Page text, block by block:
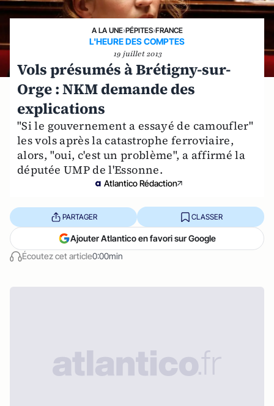
A LA UNE›PÉPITES›FRANCE
L'HEURE DES COMPTES
19 juillet 2013
Vols présumés à Brétigny-sur-
Orge : NKM demande des
explications
"Si le gouvernement a essayé de camoufler"
les vols après la catastrophe ferroviaire,
alors, "oui, c'est un problème", a affirmé la
députée UMP de l'Essonne.
Atlantico Rédaction
Écoutez cet article0:00min
PARTAGER CLASSER
Ajouter Atlantico en favori sur Google